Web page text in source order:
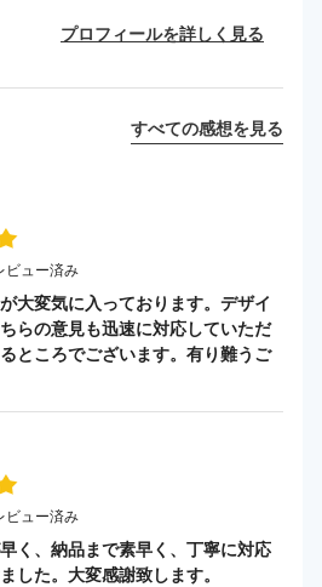
プロフィールを詳しく見る
すべての感想を見る
ビュー済み
大変気に入っております。デザイ
らの意見も迅速に対応していただ
ところでございます。有り難うご
ビュー済み
く、納品まで素早く、丁寧に対応
した。大変感謝致します。